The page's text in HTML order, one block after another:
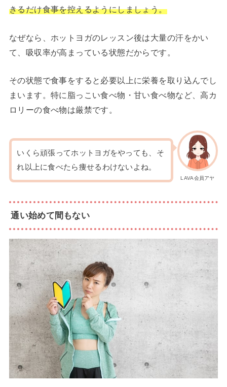
きるだけ食事を控えるようにしましょう。
なぜなら、ホットヨガのレッスン後は大量の汗をかい
て、吸収率が高まっている状態だからです。
その状態で食事をすると必要以上に栄養を取り込んでし
まいます。特に脂っこい食べ物・甘い食べ物など、高カ
ロリーの食べ物は厳禁です。
LAVA会員アヤ
いくら頑張ってホットヨガをやっても、そ
れ以上に食べたら痩せるわけないよね。
通い始めて間もない